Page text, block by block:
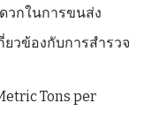
วกในการขนส่ง
วข้องกับการสำรวจ
Tons per